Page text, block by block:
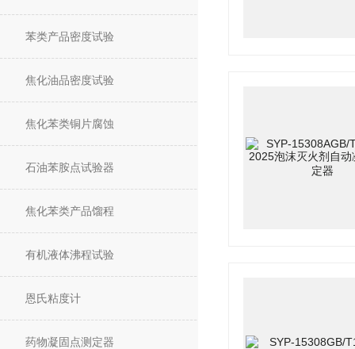
苯类产品密度试验
焦化油品密度试验
焦化苯类铜片腐蚀
石油苯胺点试验器
焦化苯类产品馏程
有机液体沸程试验
恩氏粘度计
药物凝固点测定器